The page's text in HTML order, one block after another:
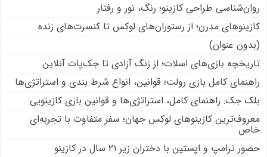
روان‌شناسی طراحی کازینو؛ رنگ، نور و رفتار
کازینوهای مدرن؛ از رستوران‌های لوکس تا کنسرت‌های زنده
(بدون عنوان)
تاریخچه بازی‌های اسلات؛ از زنگ آزادی تا جک‌پات‌ آنلاین
راهنمای کامل بازی رولت؛ قوانین، انواع شرط بندی و استراتژی‌ها
بلک جک: راهنمای کامل، استراتژی‌ها و قوانین بازی کازینویی
معروف‌ترین کازینوهای لوکس جهان؛ سفر متفاوت با تجربه‌ای
خاص
حضور ترامپ و اپستین با دختران زیر ۲۱ سال در کازینو